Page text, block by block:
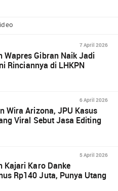
7 April 2026
Wapres Gibran Naik Jadi
Rinciannya di LHKPN
6 April 2026
Wira Arizona, JPU Kasus
Viral Sebut Jasa Editing
5 April 2026
Kajari Karo Danke
Rp140 Juta, Punya Utang